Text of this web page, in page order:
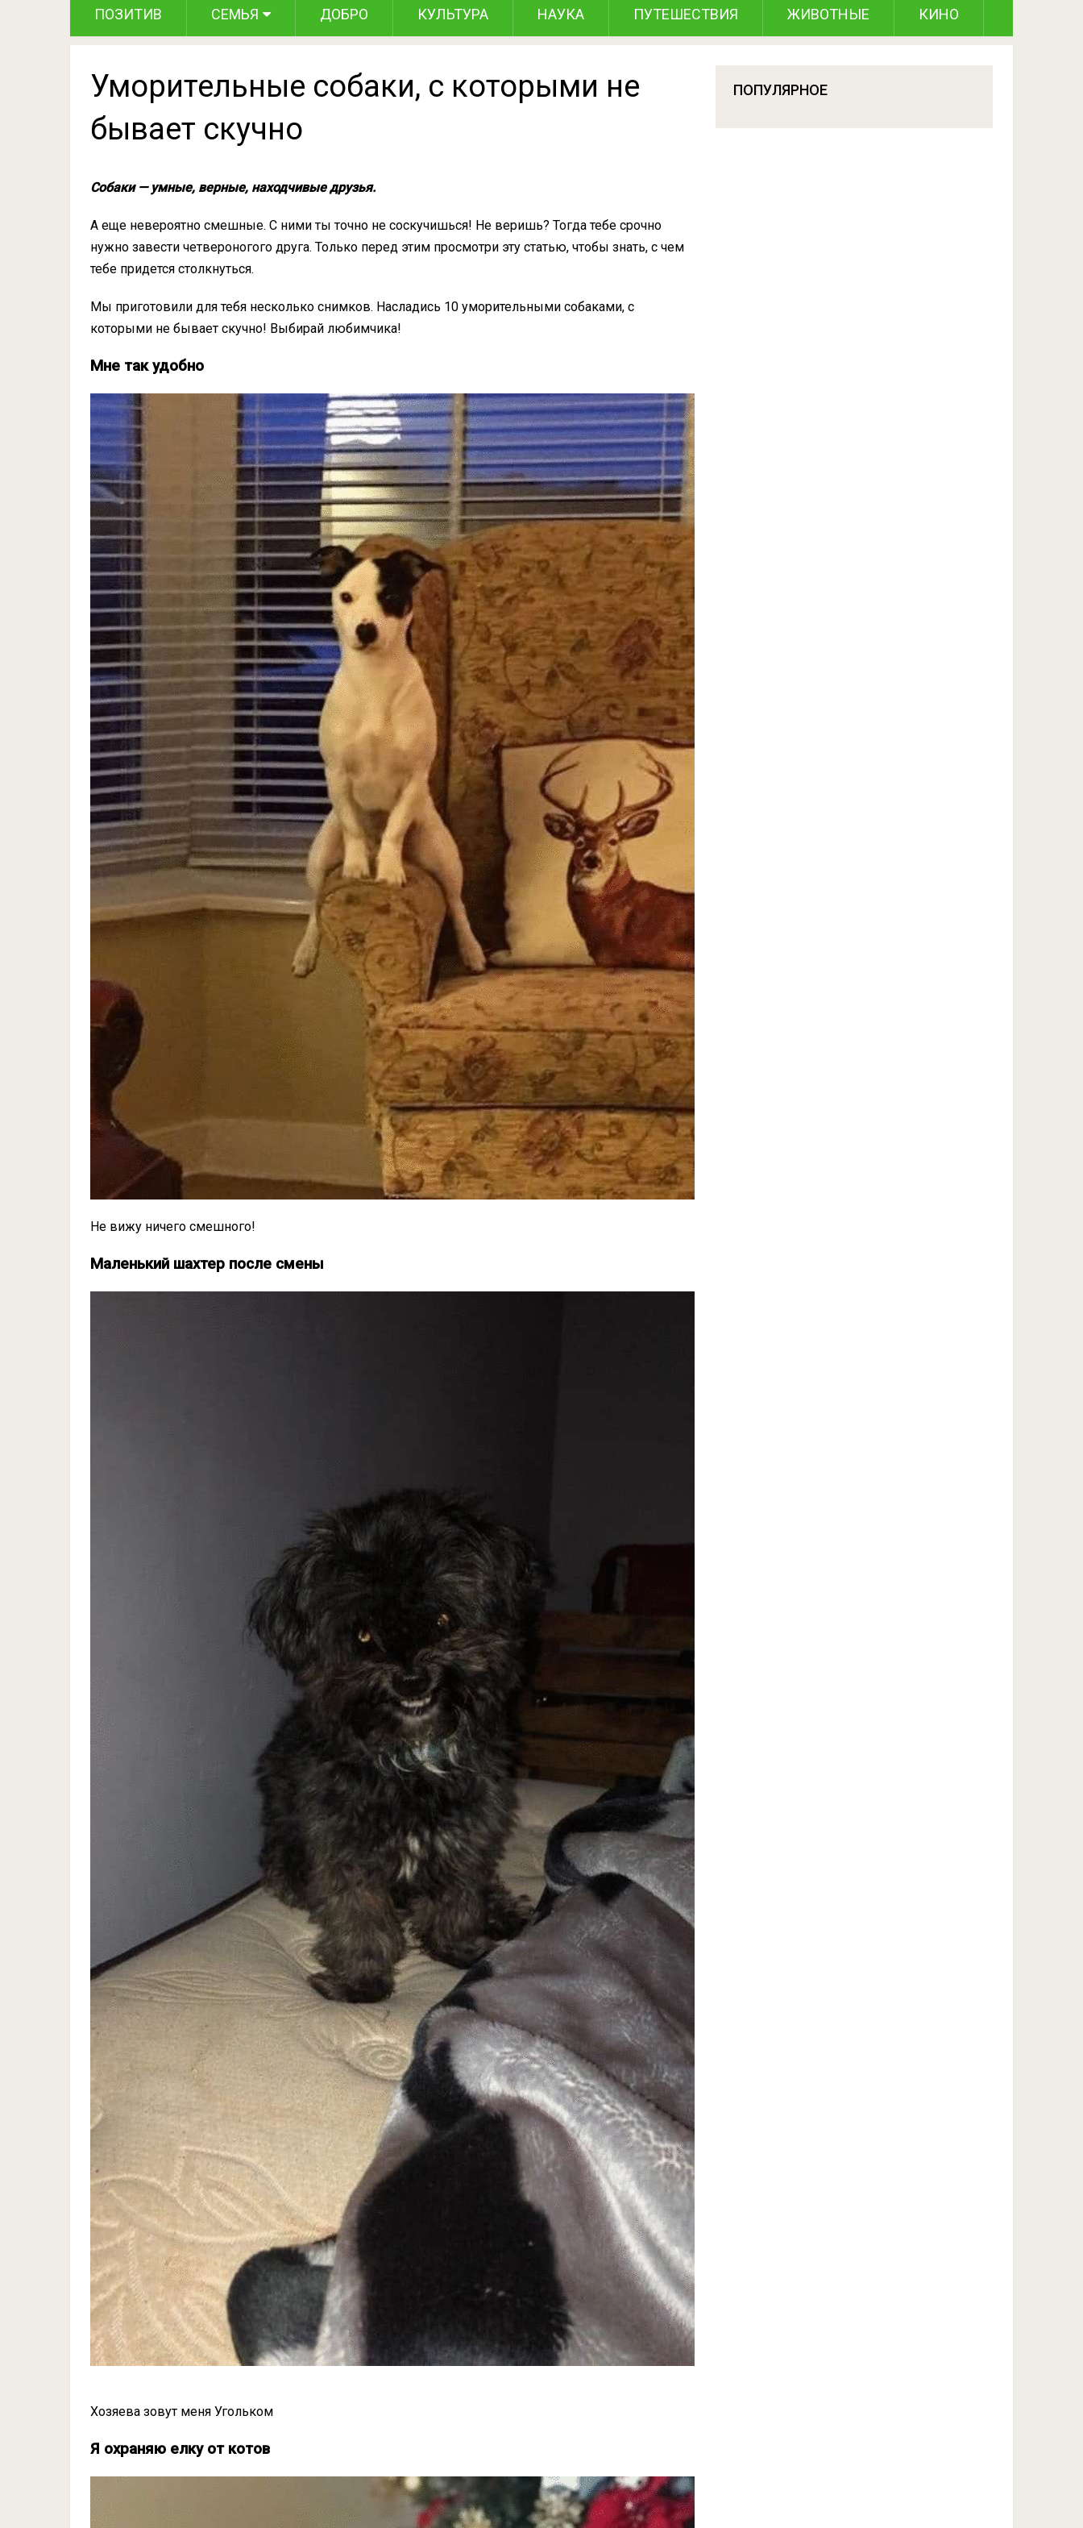
ПОЗИТИВ СЕМЬЯ ДОБРО КУЛЬТУРА НАУКА ПУТЕШЕСТВИЯ ЖИВОТНЫЕ КИНО
Уморительные собаки, с которыми не
бывает скучно
Собаки — умные, верные, находчивые друзья.
А еще невероятно смешные. С ними ты точно не соскучишься! Не веришь? Тогда тебе срочно
нужно завести четвероногого друга. Только перед этим просмотри эту статью, чтобы знать, с чем
тебе придется столкнуться.
Мы приготовили для тебя несколько снимков. Насладись 10 уморительными собаками, с
которыми не бывает скучно! Выбирай любимчика!
Мне так удобно
Не вижу ничего смешного!
Маленький шахтер после смены
Хозяева зовут меня Угольком
Я охраняю елку от котов
ПОПУЛЯРНОЕ